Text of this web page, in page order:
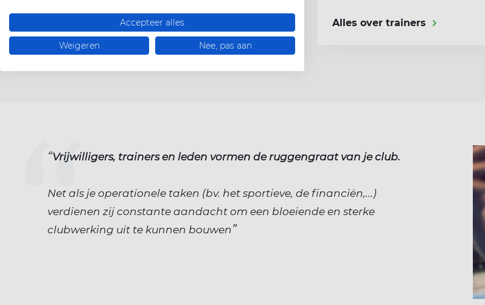
Alles over vrijwilligers Alles over trainers
Vrijwilligers, trainers en leden vormen de ruggengraat van je club.
Net als je operationele taken (bv. het sportieve, de financiën,...)
verdienen zij constante aandacht om een bloeiende en sterke
clubwerking uit te kunnen bouwen
Accepteer alles
Weigeren Nee, pas aan